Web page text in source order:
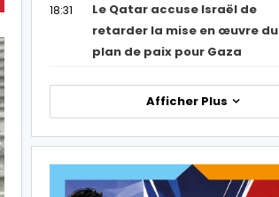
18:31
Le Qatar accuse Israël de
retarder la mise en œuvre du
plan de paix pour Gaza
Afficher Plus